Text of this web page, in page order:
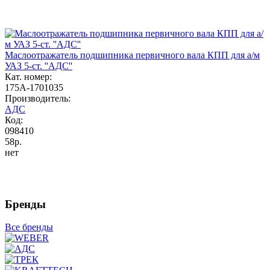
Маслоотражатель подшипника первичного вала КПП для а/м
УАЗ 5-ст. ''АДС''
Кат. номер:
175A-1701035
Производитель:
АДС
Код:
098410
58р.
нет
Бренды
Все бренды